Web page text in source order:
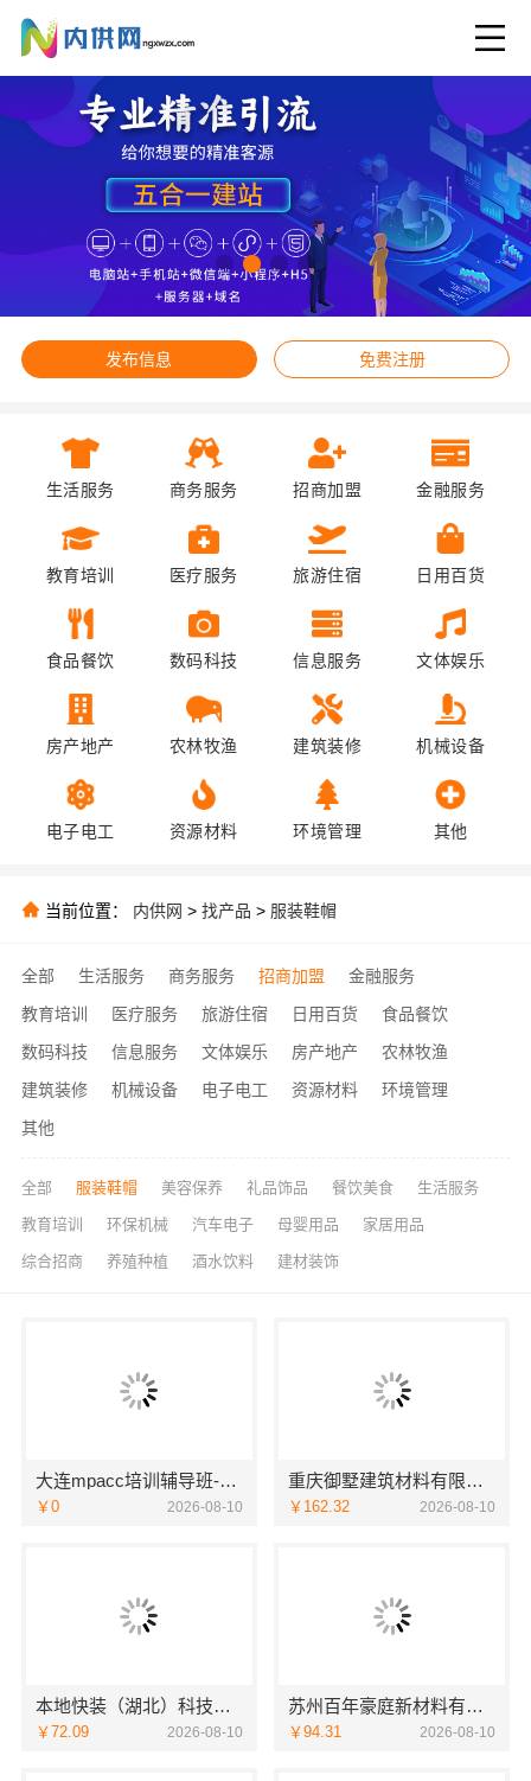
发布信息 免费注册
生活服务 商务服务 招商加盟 金融服务
教育培训 医疗服务 旅游住宿 日用百货
食品餐饮 数码科技 信息服务 文体娱乐
房产地产 农林牧渔 建筑装修 机械设备
电子电工 资源材料 环境管理 其他
当前位置： 内供网 > 找产品 > 服装鞋帽
全部 生活服务 商务服务 招商加盟
金融服务
教育培训
医疗服务 旅游住宿 日用百货
食品餐饮
数码科技
信息服务 文体娱乐 房产地产
农林牧渔
建筑装修
机械设备 电子电工 资源材料
环境管理
其他
全部 服装鞋帽 美容保养 礼品饰品 餐饮美食 生活服务
教育培训 环保机械 汽车电子 母婴用品 家居用品
综合招商 养殖种植 酒水饮料 建材装饰
大连mpacc培训辅导班-社科赛斯会计专硕考研五位一体循环教学
￥0 2026-08-10
重庆御墅建筑材料有限公司周边区县装配式木模售后保障
￥162.32 2026-08-10
本地快装（湖北）科技：住宅毛坯房快捷装修
￥72.09 2026-08-10
苏州百年豪庭新材料有限公司，苏州市区靠谱家装装修多少钱拎包入住
￥94.31 2026-08-10